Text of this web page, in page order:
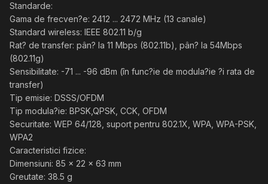
Standarde:
Gama de frecven?e: 2412 ... 2472 MHz (13 canale)
Standard wireless: IEEE 802.11 b/g
Rat? de transfer: pân? la 11 Mbps (802.11b), pân? la 54Mbps
(802.11g)
Sensibilitate: -71 ... -96 dBm (în func?ie de modula?ie ?i rata de
transfer)
Tip emisie: DSSS/OFDM
Tip modula?ie: BPSK,QPSK, CCK, OFDM
Securitate: WEP 64/128, suport pentru 802.1X, WPA, WPA-PSK,
WPA2
Caracteristici fizice:
Dimensiuni: 85 x 22 x 63 mm
Greutate: 38.5 g